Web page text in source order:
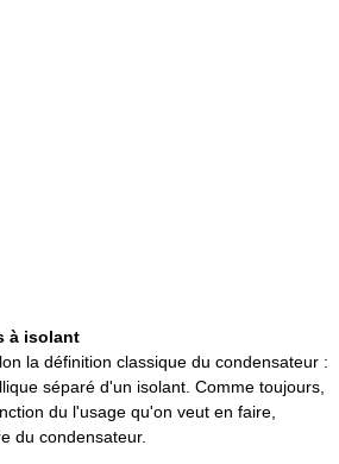
à isolant
la définition classique du condensateur :
séparé d'un isolant. Comme toujours,
du l'usage qu'on veut en faire,
du condensateur.